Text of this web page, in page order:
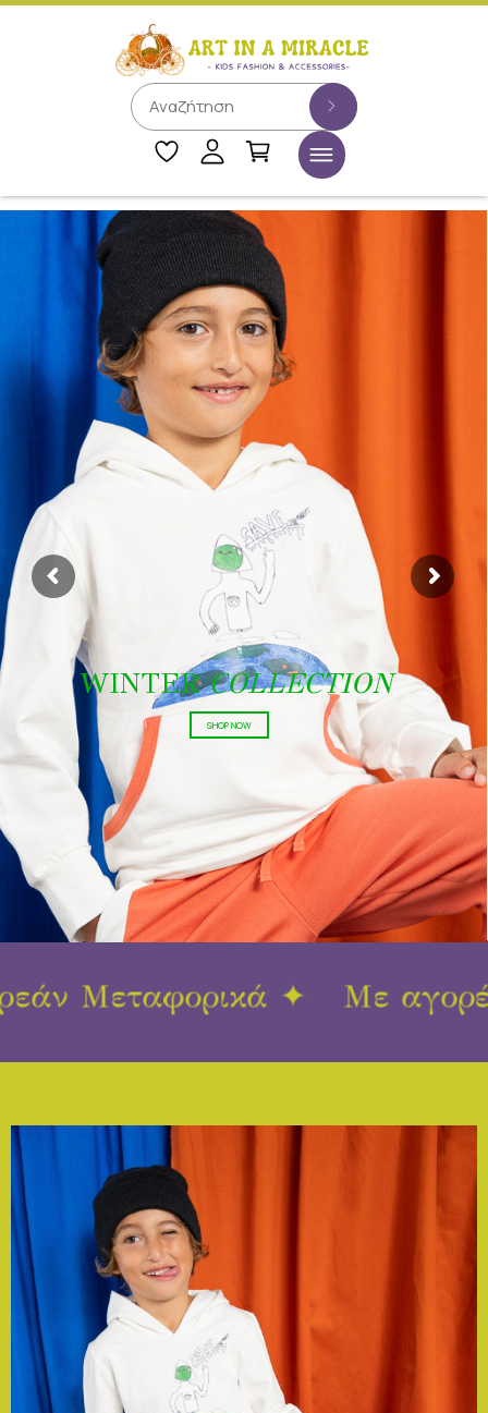
PILLOWCOLLECTION
SHOP NOW
✦ Με αγορές 80€ Δωρεάν